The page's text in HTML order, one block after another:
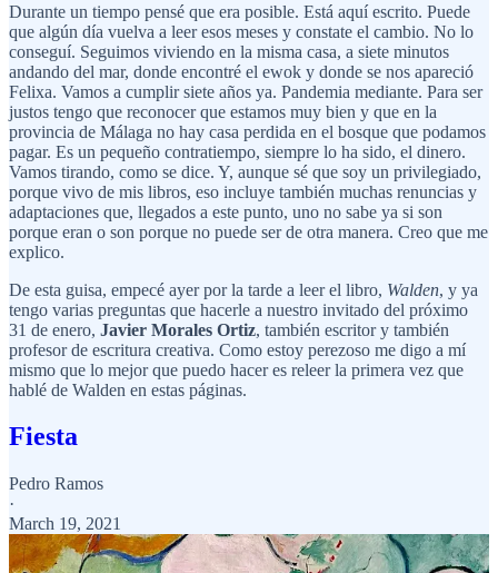
Durante un tiempo pensé que era posible. Está aquí escrito. Puede
que algún día vuelva a leer esos meses y constate el cambio. No lo
conseguí. Seguimos viviendo en la misma casa, a siete minutos
andando del mar, donde encontré el ewok y donde se nos apareció
Felixa. Vamos a cumplir siete años ya. Pandemia mediante. Para ser
justos tengo que reconocer que estamos muy bien y que en la
provincia de Málaga no hay casa perdida en el bosque que podamos
pagar. Es un pequeño contratiempo, siempre lo ha sido, el dinero.
Vamos tirando, como se dice. Y, aunque sé que soy un privilegiado,
porque vivo de mis libros, eso incluye también muchas renuncias y
adaptaciones que, llegados a este punto, uno no sabe ya si son
porque eran o son porque no puede ser de otra manera. Creo que me
explico.
De esta guisa, empecé ayer por la tarde a leer el libro, Walden, y ya
tengo varias preguntas que hacerle a nuestro invitado del próximo
31 de enero, Javier Morales Ortiz, también escritor y también
profesor de escritura creativa. Como estoy perezoso me digo a mí
mismo que lo mejor que puedo hacer es releer la primera vez que
hablé de Walden en estas páginas.
Fiesta
Pedro Ramos
·
March 19, 2021